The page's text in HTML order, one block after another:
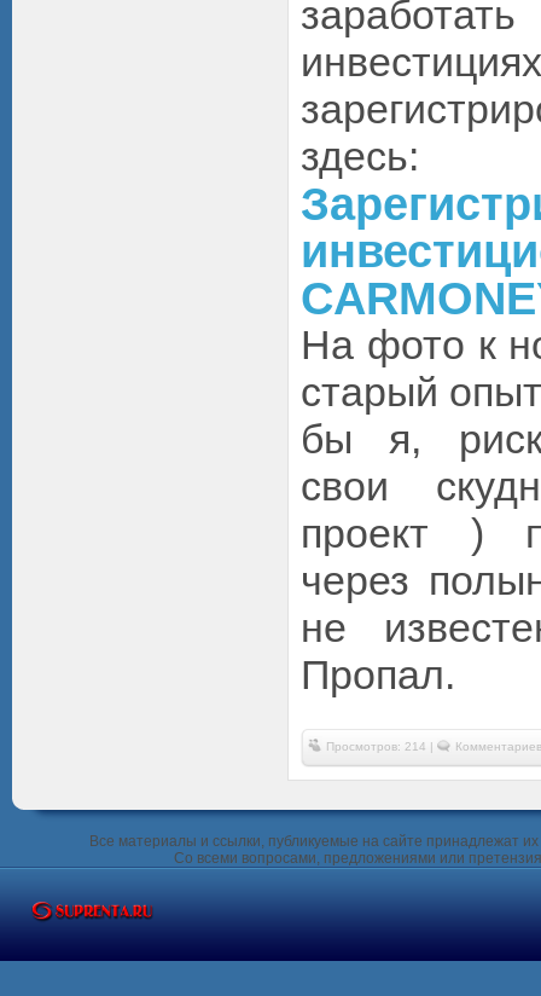
здесь:
На фото к
старый
бы я,
свои
проект )
через
не
Пропал.
Просмотров: 214 |
Все материалы и ссылки, публикуемые на сайте принадлежат
Со всеми вопросами, предложениями или